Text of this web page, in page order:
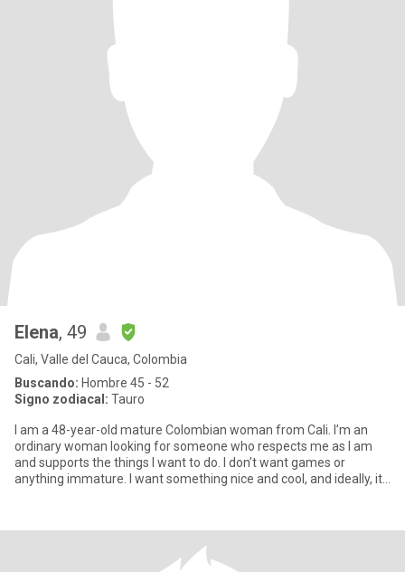
Elena, 49
Cali, Valle del Cauca, Colombia
Buscando: Hombre 45 - 52
Signo zodiacal: Tauro
I am a 48-year-old mature Colombian woman from Cali. I’m an
ordinary woman looking for someone who respects me as I am
and supports the things I want to do. I don’t want games or
anything immature. I want something nice and cool, and ideally, it